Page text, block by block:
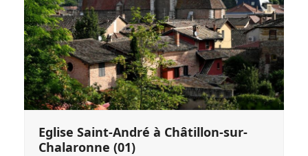
Eglise Saint-André à Châtillon-sur-
Chalaronne (01)